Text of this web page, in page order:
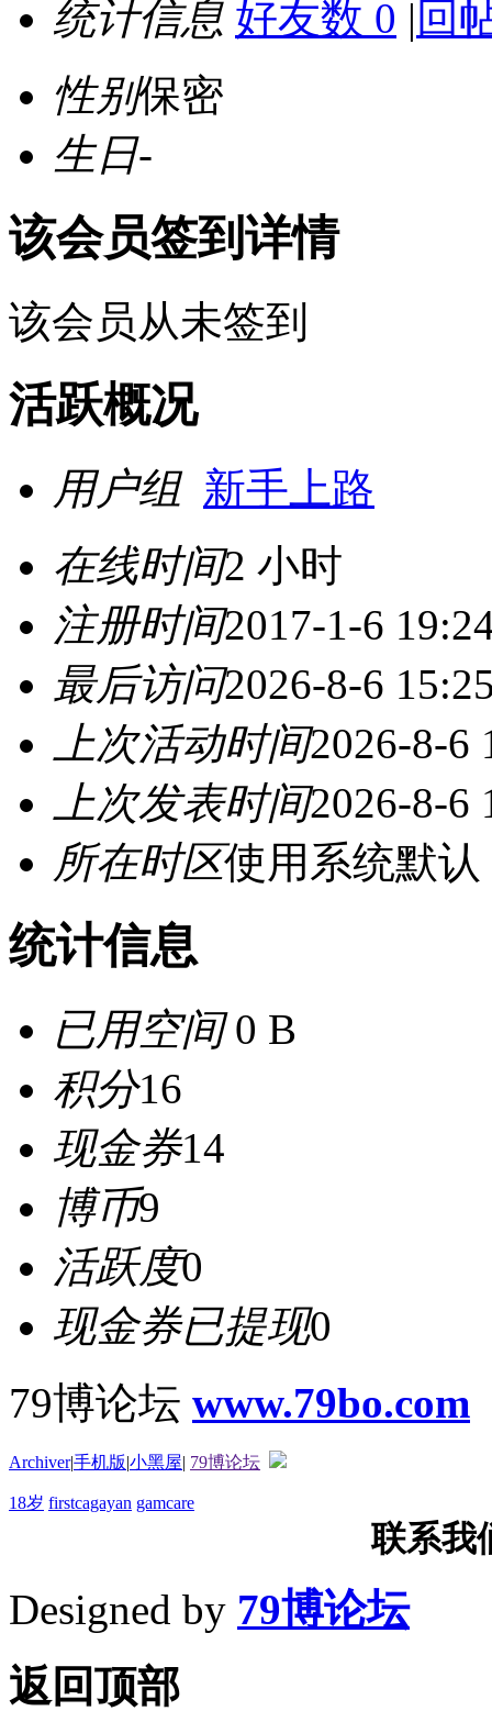
统计信息 好友数 0 | 回
性别保密
生日-
该会员签到详情
该会员从未签到
活跃概况
用户组 新手上路
在线时间2 小时
注册时间2017-1-6
最后访问2026-8-6
上次活动时间2026-8-6
上次发表时间2026-8-6
所在时区使用系统默认
统计信息
已用空间0 B
积分16
现金券14
博币9
活跃度0
现金券已提现0
79博论坛 www.79bo.com
Archiver|手机版|小黑屋| 79博论坛
18岁 firstcagayan gamcare
联系我
Designed by 79博论坛
返回顶部